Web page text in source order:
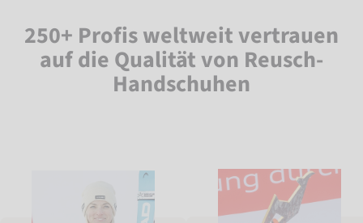
250+ Profis weltweit vertrauen
auf die Qualität von Reusch-
Handschuhen